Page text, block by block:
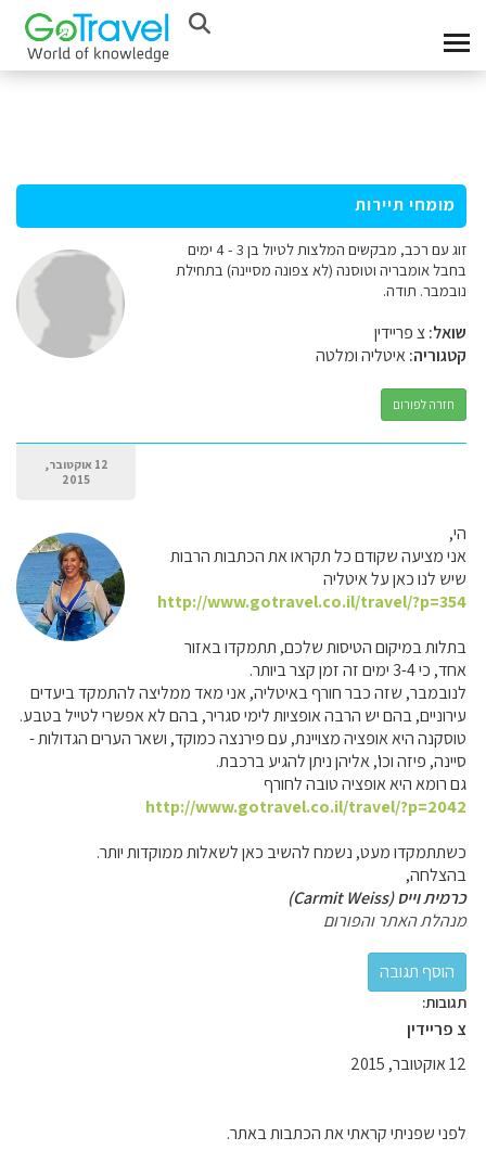
מומחי תיירות
זוג עם רכב, מבקשים המלצות לטיול בן 3 - 4 ימים
בחבל אומבריה וטוסנה (לא צפונה מסיינה) בתחילת
נובמבר. תודה.
שואל:צ פריידין
קטגוריה:איטליה ומלטה
חזרה לפורום
12 אוקטובר,
2015
הי,
אני מציעה שקודם כל תקראו את הכתבות הרבות
שיש לנו כאן על איטליה
http://www.gotravel.co.il/travel/?p=354
בתלות במיקום הטיסות שלכם, תתמקדו באזור
אחד, כי 3-4 ימים זה זמן קצר ביותר.
לנובמבר, שזה כבר חורף באיטליה, אני מאד ממליצה להתמקד ביעדים
עירוניים, בהם יש הרבה אופציות לימי סגריר, בהם לא אפשרי לטייל בטבע.
טוסקנה היא אופציה מצויינת, עם פירנצה כמוקד, ושאר הערים הגדולות -
סיינה, פיזה וכו', אליהן ניתן להגיע ברכבת.
גם רומא היא אופציה טובה לחורף
http://www.gotravel.co.il/travel/?p=2042
כשתתמקדו מעט, נשמח להשיב כאן לשאלות ממוקדות יותר.
בהצלחה,
כרמית וייס (Carmit Weiss)
מנהלת האתר והפורום
תגובות:
צ פריידין
12 אוקטובר, 2015
לפני שפניתי קראתי את הכתבות באתר.